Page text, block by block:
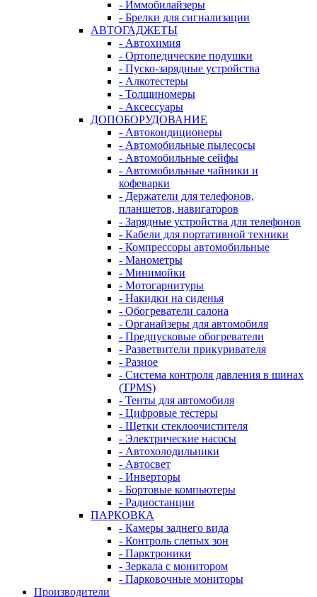
- Иммобилайзеры
- Брелки для сигнализации
АВТОГАДЖЕТЫ
- Автохимия
- Ортопедические подушки
- Пуско-зарядные устройства
- Алкотестеры
- Толщиномеры
- Аксессуары
ДОПОБОРУДОВАНИЕ
- Автокондиционеры
- Автомобильные пылесосы
- Автомобильные сейфы
- Автомобильные чайники и
кофеварки
- Держатели для телефонов,
планшетов, навигаторов
- Зарядные устройства для телефонов
- Кабели для портативной техники
- Компрессоры автомобильные
- Манометры
- Минимойки
- Мотогарнитуры
- Накидки на сиденья
- Обогреватели салона
- Органайзеры для автомобиля
- Предпусковые обогреватели
- Разветвители прикуривателя
- Разное
- Система контроля давления в шинах
(TPMS)
- Тенты для автомобиля
- Цифровые тестеры
- Щетки стеклоочистителя
- Электрические насосы
- Автохолодильники
- Автосвет
- Инверторы
- Бортовые компьютеры
- Радиостанции
ПАРКОВКА
- Камеры заднего вида
- Контроль слепых зон
- Парктроники
- Зеркала с монитором
- Парковочные мониторы
Производители